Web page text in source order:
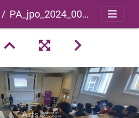
PA_jpo_2024_0019